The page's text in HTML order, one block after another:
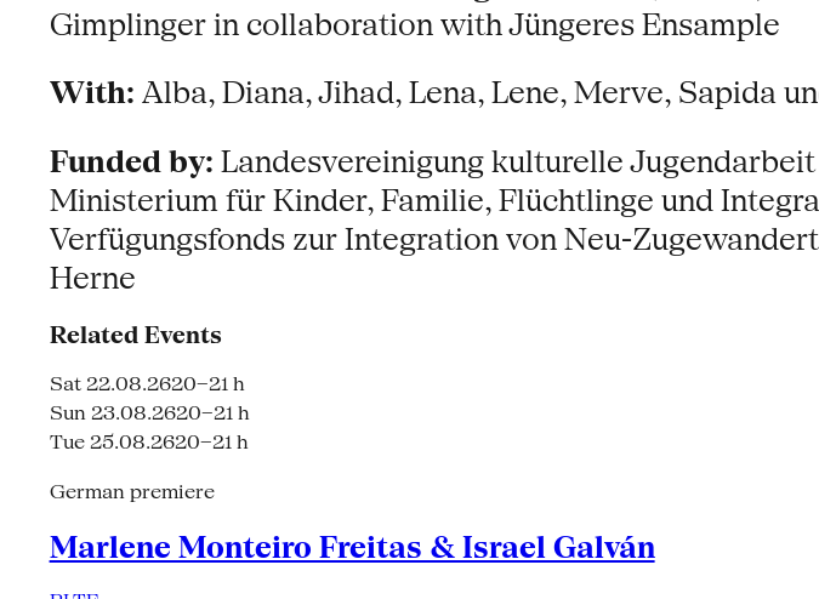
Gimplinger in collaboration with Jüngeres Ensample
With: Alba, Diana, Jihad, Lena, Lene, Merve, Sapida
Funded by: Landesvereinigung kulturelle
Ministerium für Kinder, Familie, Flüchtlinge und
Verfügungsfonds zur Integration von Neu-
Herne
Related Events
Sat 22.08.2620–21 h
Sun 23.08.2620–21 h
Tue 25.08.2620–21 h
German premiere
Marlene Monteiro Freitas & Israel Galván